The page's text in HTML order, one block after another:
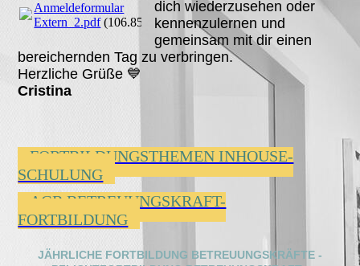
Anmeldeformular
Extern_2.pdf(106.85KB)
dich wiederzusehen oder
kennenzulernen und
gemeinsam mit dir einen
bereichernden Tag zu verbringen.
Herzliche Grüße 💙
Cristina
FORTBILDUNGSTHEMEN INHOUSE-
SCHULUNG
AGB BETREUUNGSKRAFT-
FORTBILDUNG
JÄHRLICHE FORTBILDUNG BETREUUNGSKRÄFTE -